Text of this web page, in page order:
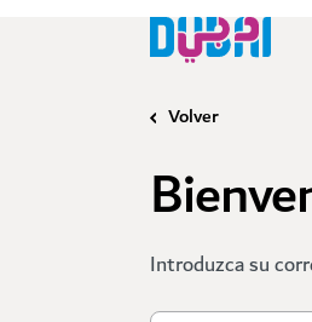
Volver
Introduzca su